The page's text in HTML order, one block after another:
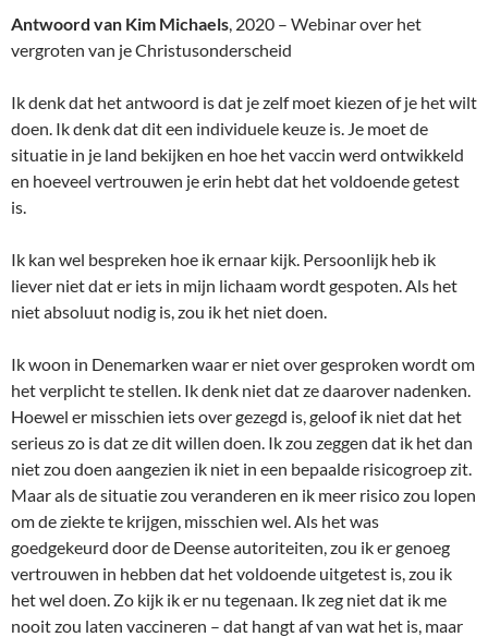
Antwoord van Kim Michaels, 2020 – Webinar over het
vergroten van je Christusonderscheid
Ik denk dat het antwoord is dat je zelf moet kiezen of je het wilt
doen. Ik denk dat dit een individuele keuze is. Je moet de
situatie in je land bekijken en hoe het vaccin werd ontwikkeld
en hoeveel vertrouwen je erin hebt dat het voldoende getest
is.
Ik kan wel bespreken hoe ik ernaar kijk. Persoonlijk heb ik
liever niet dat er iets in mijn lichaam wordt gespoten. Als het
niet absoluut nodig is, zou ik het niet doen.
Ik woon in Denemarken waar er niet over gesproken wordt om
het verplicht te stellen. Ik denk niet dat ze daarover nadenken.
Hoewel er misschien iets over gezegd is, geloof ik niet dat het
serieus zo is dat ze dit willen doen. Ik zou zeggen dat ik het dan
niet zou doen aangezien ik niet in een bepaalde risicogroep zit.
Maar als de situatie zou veranderen en ik meer risico zou lopen
om de ziekte te krijgen, misschien wel. Als het was
goedgekeurd door de Deense autoriteiten, zou ik er genoeg
vertrouwen in hebben dat het voldoende uitgetest is, zou ik
het wel doen. Zo kijk ik er nu tegenaan. Ik zeg niet dat ik me
nooit zou laten vaccineren – dat hangt af van wat het is, maar